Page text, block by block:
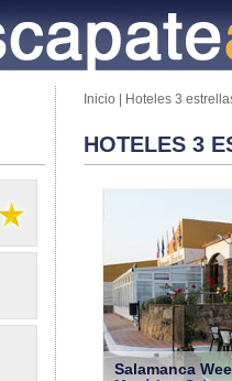
Inicio Hoteles 3
HOTELES 3
Salamanca